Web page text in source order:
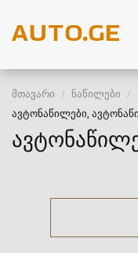
მთავარი ნაწილები
ავტონაწილები,